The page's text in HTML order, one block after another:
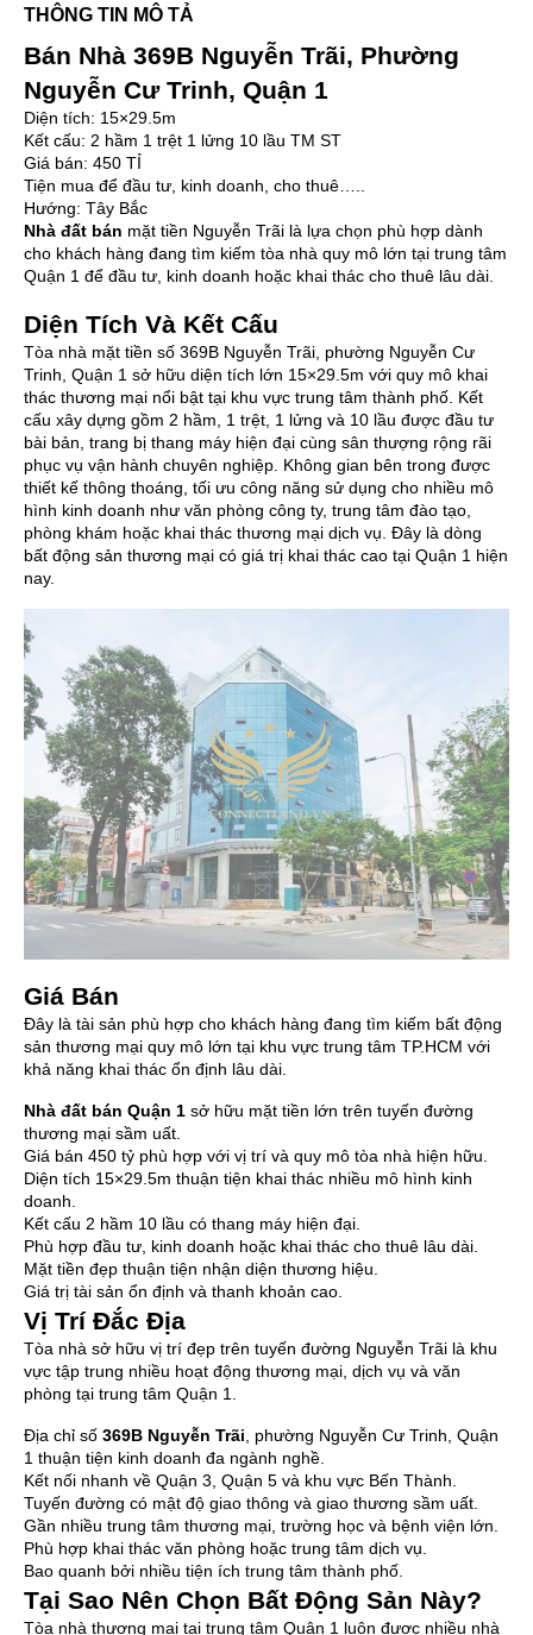
THÔNG TIN MÔ TẢ
Bán Nhà 369B Nguyễn Trãi, Phường
Nguyễn Cư Trinh, Quận 1
Diện tích: 15×29.5m
Kết cấu: 2 hầm 1 trệt 1 lửng 10 lầu TM ST
Giá bán: 450 TỈ
Tiện mua để đầu tư, kinh doanh, cho thuê…..
Hướng: Tây Bắc
Nhà đất bán mặt tiền Nguyễn Trãi là lựa chọn phù hợp dành
cho khách hàng đang tìm kiếm tòa nhà quy mô lớn tại trung tâm
Quận 1 để đầu tư, kinh doanh hoặc khai thác cho thuê lâu dài.
Diện Tích Và Kết Cấu
Tòa nhà mặt tiền số 369B Nguyễn Trãi, phường Nguyễn Cư
Trinh, Quận 1 sở hữu diện tích lớn 15×29.5m với quy mô khai
thác thương mại nổi bật tại khu vực trung tâm thành phố. Kết
cấu xây dựng gồm 2 hầm, 1 trệt, 1 lửng và 10 lầu được đầu tư
bài bản, trang bị thang máy hiện đại cùng sân thượng rộng rãi
phục vụ vận hành chuyên nghiệp. Không gian bên trong được
thiết kế thông thoáng, tối ưu công năng sử dụng cho nhiều mô
hình kinh doanh như văn phòng công ty, trung tâm đào tạo,
phòng khám hoặc khai thác thương mại dịch vụ. Đây là dòng
bất động sản thương mại có giá trị khai thác cao tại Quận 1 hiện
nay.
Giá Bán
Đây là tài sản phù hợp cho khách hàng đang tìm kiếm bất động
sản thương mại quy mô lớn tại khu vực trung tâm TP.HCM với
khả năng khai thác ổn định lâu dài.
Nhà đất bán Quận 1 sở hữu mặt tiền lớn trên tuyến đường
thương mại sầm uất.
Giá bán 450 tỷ phù hợp với vị trí và quy mô tòa nhà hiện hữu.
Diện tích 15×29.5m thuận tiện khai thác nhiều mô hình kinh
doanh.
Kết cấu 2 hầm 10 lầu có thang máy hiện đại.
Phù hợp đầu tư, kinh doanh hoặc khai thác cho thuê lâu dài.
Mặt tiền đẹp thuận tiện nhận diện thương hiệu.
Giá trị tài sản ổn định và thanh khoản cao.
Vị Trí Đắc Địa
Tòa nhà sở hữu vị trí đẹp trên tuyến đường Nguyễn Trãi là khu
vực tập trung nhiều hoạt động thương mại, dịch vụ và văn
phòng tại trung tâm Quận 1.
Địa chỉ số 369B Nguyễn Trãi, phường Nguyễn Cư Trinh, Quận
1 thuận tiện kinh doanh đa ngành nghề.
Kết nối nhanh về Quận 3, Quận 5 và khu vực Bến Thành.
Tuyến đường có mật độ giao thông và giao thương sầm uất.
Gần nhiều trung tâm thương mại, trường học và bệnh viện lớn.
Phù hợp khai thác văn phòng hoặc trung tâm dịch vụ.
Bao quanh bởi nhiều tiện ích trung tâm thành phố.
Tại Sao Nên Chọn Bất Động Sản Này?
Tòa nhà thương mại tại trung tâm Quận 1 luôn được nhiều nhà